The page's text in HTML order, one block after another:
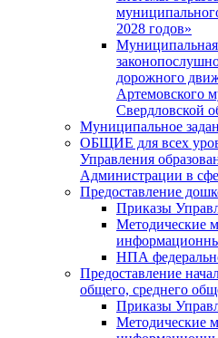
2028 годов»
дорожного
Артемовского
Свердловской
Муниципальное
ОБЩИЕ для всех
Управления
Администрации в
Предоставление
Приказы
Методические
НПА
Предоставление
общего, среднего
Приказы
Методические